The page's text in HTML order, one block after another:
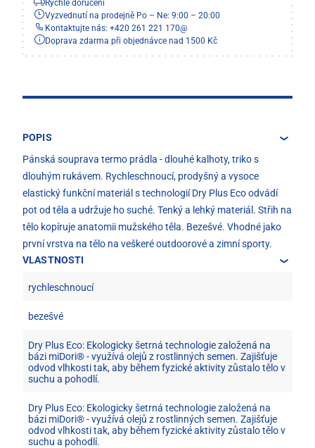
Rychlé doručení
Vyzvednutí na prodejně Po – Ne: 9:00 – 20:00
Kontaktujte nás: +420 261 221 170@
Doprava zdarma při objednávce nad 1500 Kč
POPIS
Pánská souprava termo prádla - dlouhé kalhoty, triko s
dlouhým rukávem. Rychleschnoucí, prodyšný a vysoce
elastický funkční materiál s technologií Dry Plus Eco odvádí
pot od těla a udržuje ho suché. Tenký a lehký materiál. Střih na
tělo kopíruje anatomii mužského těla. Bezešvé. Vhodné jako
první vrstva na tělo na veškeré outdoorové a zimní sporty.
VLASTNOSTI
rychleschnoucí
bezešvé
Dry Plus Eco: Ekologicky šetrná technologie založená na
bázi miDori® - využívá olejů z rostlinných semen. Zajišťuje
odvod vlhkosti tak, aby během fyzické aktivity zůstalo tělo v
suchu a pohodlí.
Dry Plus Eco: Ekologicky šetrná technologie založená na
bázi miDori® - využívá olejů z rostlinných semen. Zajišťuje
odvod vlhkosti tak, aby během fyzické aktivity zůstalo tělo v
suchu a pohodlí.